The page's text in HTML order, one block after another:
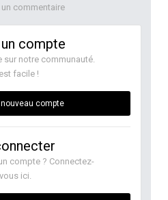
commentaire
compte
sur notre communauté.
facile !
compte
compte ? Connectez-
vous ici.